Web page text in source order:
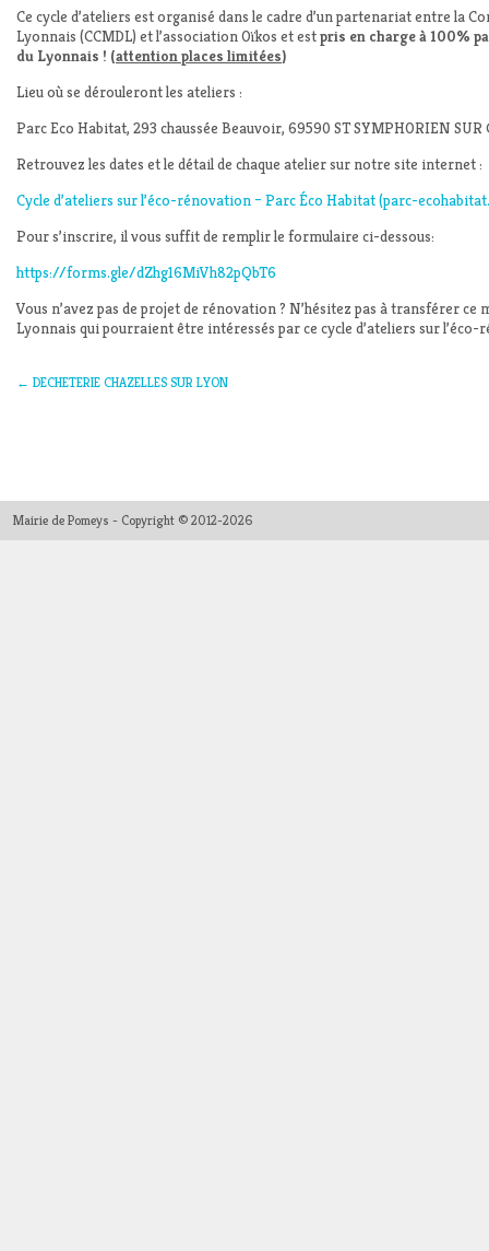
Ce cycle d’ateliers est organisé dans le cadre d’un partenariat entre la
Lyonnais (CCMDL) et l’association Oïkos et estpris en charge à 100%
du Lyonnais ! (attention places limitées)
Lieu où se dérouleront les ateliers :
Parc Eco Habitat, 293 chaussée Beauvoir, 69590 ST SYMPHORIEN SUR
Retrouvez les dates et le détail de chaque atelier sur notre site internet :
Cycle d’ateliers sur l’éco-rénovation – Parc Éco Habitat (parc-
Pour s’inscrire, il vous suffit de remplir le formulaire ci-dessous:
https://forms.gle/dZhg16MiVh82pQbT6
Vous n’avez pas de projet de rénovation ? N’hésitez pas à transférer ce
Lyonnais qui pourraient être intéressés par ce cycle d’ateliers sur l’éco-
← DECHETERIE CHAZELLES SUR LYON
Mairie de Pomeys - Copyright © 2012-2026